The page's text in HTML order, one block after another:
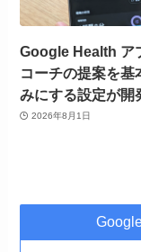
Google Health ア
コーチの提案を基
みにする設定が開
2026年8月1日